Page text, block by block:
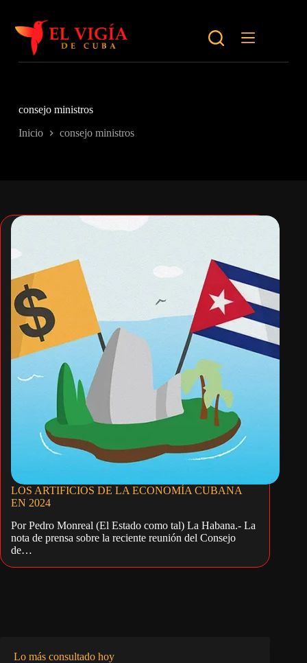
contenido
consejo ministros
Inicio consejo ministros
LOS ARTIFICIOS DE LA ECONOMÍA CUBANA
EN 2024
Por Pedro Monreal (El Estado como tal) La Habana.- La
nota de prensa sobre la reciente reunión del Consejo
de…
Lo más consultado hoy